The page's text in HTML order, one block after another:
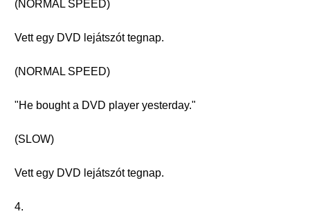
(NORMAL SPEED)
Vett egy DVD lejátszót tegnap.
(NORMAL SPEED)
"He bought a DVD player yesterday."
(SLOW)
Vett egy DVD lejátszót tegnap.
4.